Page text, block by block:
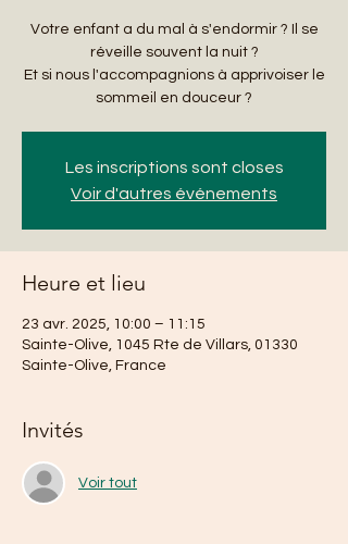
Votre enfant a du mal à s'endormir ? Il se
réveille souvent la nuit ?
Et si nous l'accompagnions à apprivoiser le
sommeil en douceur ?
Les inscriptions sont closes
Voir d'autres événements
Heure et lieu
23 avr. 2025, 10:00 – 11:15
Sainte-Olive, 1045 Rte de Villars, 01330
Sainte-Olive, France
Invités
Voir tout